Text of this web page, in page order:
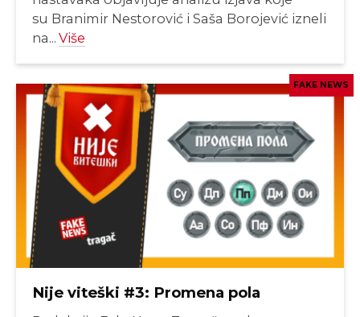
su Branimir Nestorović i Saša Borojević izneli
na... Više
FAKE NEWS
Nije viteški #3: Promena pola